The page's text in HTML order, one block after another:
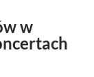
w